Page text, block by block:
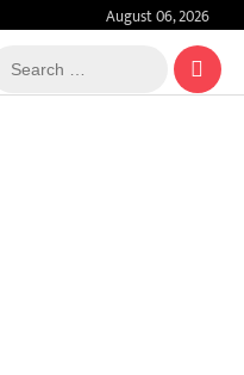
August 06, 2026
Search
…